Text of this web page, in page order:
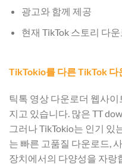
광고와 함께 제공
현재 TikTok 스토리 다
TikTokio를 다른 TikTok 다
틱톡 영상 다운로더 웹사
지고 있습니다. 많은 TT
그러나 TikTokio는 인기 있
는 빠른 고품질 다운로드,
장치에서의 다양성을 자랑